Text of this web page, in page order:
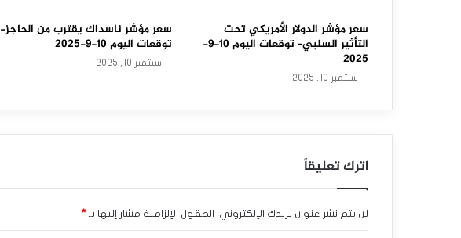
ت
ت
ر
ا
ج
ع
م
ن
سعر مؤشر الدولار الأمريكي تحت
التأثير السلبي– توقعات اليوم 10-9-
2025
سبتمبر 10, 2025
سعر مؤشر ناسداك يقترب من الحاجز-
توقعات اليوم 10-9-2025
سبتمبر 10, 2025
اترك تعليقاً
لن يتم نشر عنوان بريدك الإلكتروني. الحقول الإلزامية مشار إليها بـ *